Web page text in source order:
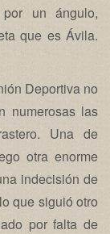
un ángulo,
que es Ávila.
Deportiva no
numerosas las
Una de
otra enorme
indecisión de
que siguió otro
por falta de